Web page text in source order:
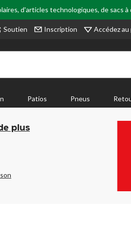
d'articles technologiques, de sacs
Soutien Inscription Accédez
Patios Pneus
plus